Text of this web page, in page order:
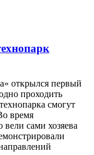
открылся первый
проходить
смогут
время
сами хозяева